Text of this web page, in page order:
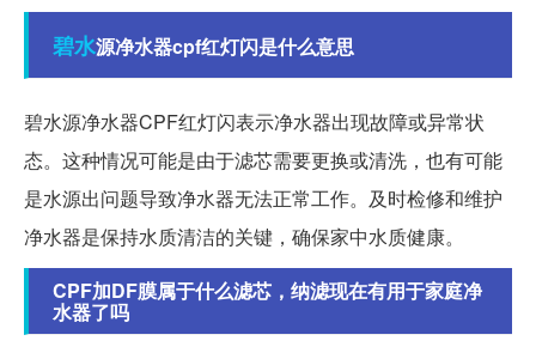
碧水源净水器cpf红灯闪是什么意思
碧水源净水器CPF红灯闪表示净水器出现故障或异常状
态。这种情况可能是由于滤芯需要更换或清洗，也有可能
是水源出问题导致净水器无法正常工作。及时检修和维护
净水器是保持水质清洁的关键，确保家中水质健康。
CPF加DF膜属于什么滤芯，纳滤现在有用于家庭净
水器了吗